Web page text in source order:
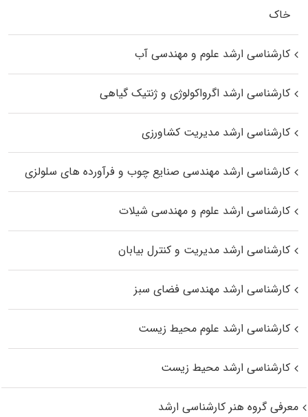
خاک
کارشناسی ارشد علوم و مهندسی آب
کارشناسی ارشد اگرواکولوژی و ژنتیک گیاهی
کارشناسی ارشد مدیریت کشاورزی
کارشناسی ارشد مهندسی صنایع چوب و فرآورده‌ های سلولزی
کارشناسی ارشد علوم و مهندسی شیلات
کارشناسی ارشد مدیریت و کنترل بیابان
کارشناسی ارشد مهندسی فضای سبز
کارشناسی ارشد علوم محیط‌ زیست
کارشناسی ارشد محیط زیست
معرفی گروه هنر کارشناسی ارشد